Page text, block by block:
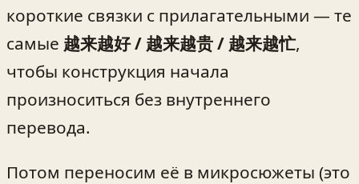
короткие связки с прилагательными — те
самые 越来越好 / 越来越贵 / 越来越忙,
чтобы конструкция начала
произноситься без внутреннего
перевода.
Потом переносим её в микросюжеты (это